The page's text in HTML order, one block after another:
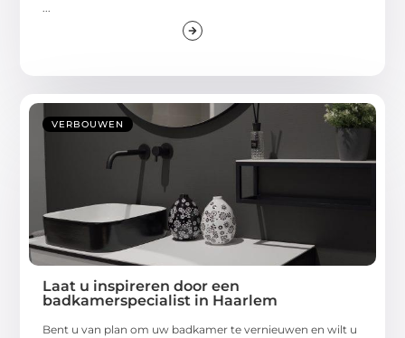
...
VERBOUWEN
Laat u inspireren door een
badkamerspecialist in Haarlem
Bent u van plan om uw badkamer te vernieuwen en wilt u